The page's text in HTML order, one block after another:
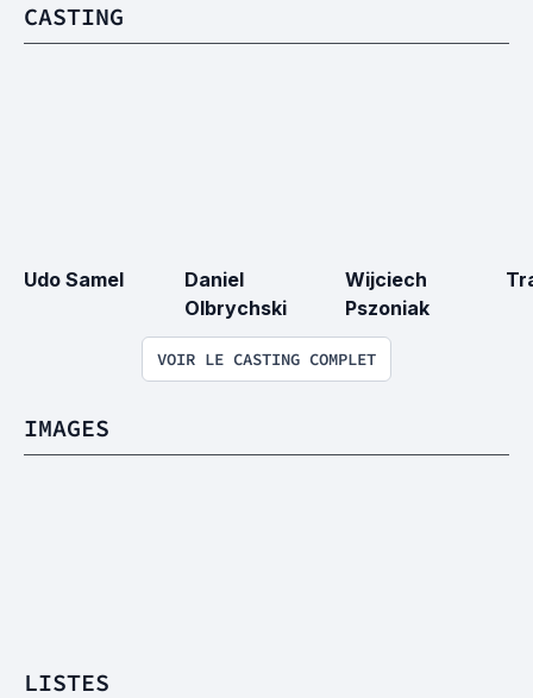
CASTING
Udo Samel
Daniel
Olbrychski
Wijciech
Pszoniak
VOIR LE CASTING COMPLET
IMAGES
LISTES